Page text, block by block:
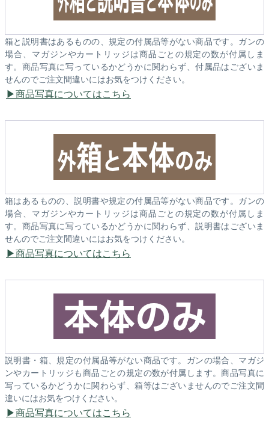
箱と説明書はあるものの、規定の付属品等がない商品です。ガンの
場合、マガジンやカートリッジは商品ごとの規定の数が付属しま
す。商品写真に写っているかどうかに関わらず、付属品はございま
せんのでご注文間違いにはお気をつけください。
商品写真についてはこちら
箱はあるものの、説明書や規定の付属品等がない商品です。ガンの
場合、マガジンやカートリッジは商品ごとの規定の数が付属しま
す。商品写真に写っているかどうかに関わらず、説明書はございま
せんのでご注文間違いにはお気をつけください。
商品写真についてはこちら
説明書・箱、規定の付属品等がない商品です。ガンの場合、マガジ
ンやカートリッジも商品ごとの規定の数が付属します。商品写真に
写っているかどうかに関わらず、箱等はございませんのでご注文間
違いにはお気をつけください。
商品写真についてはこちら